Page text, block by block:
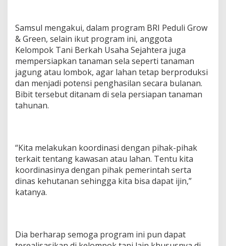
Samsul mengakui, dalam program BRI Peduli Grow
& Green, selain ikut program ini, anggota
Kelompok Tani Berkah Usaha Sejahtera juga
mempersiapkan tanaman sela seperti tanaman
jagung atau lombok, agar lahan tetap berproduksi
dan menjadi potensi penghasilan secara bulanan.
Bibit tersebut ditanam di sela persiapan tanaman
tahunan.
“Kita melakukan koordinasi dengan pihak-pihak
terkait tentang kawasan atau lahan. Tentu kita
koordinasinya dengan pihak pemerintah serta
dinas kehutanan sehingga kita bisa dapat ijin,”
katanya.
Dia berharap semoga program ini pun dapat